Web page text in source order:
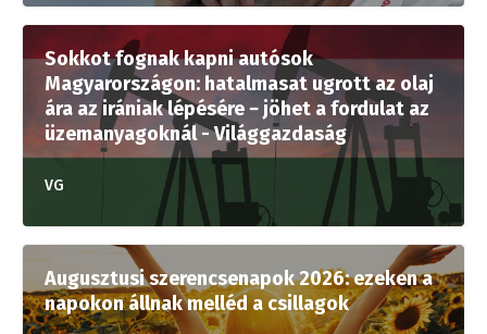
Sokkot fognak kapni autósok
Magyarországon: hatalmasat ugrott az olaj
ára az irániak lépésére − jöhet a fordulat az
üzemanyagoknál - Világgazdaság
VG
Augusztusi szerencsenapok 2026: ezeken a
napokon állnak melléd a csillagok